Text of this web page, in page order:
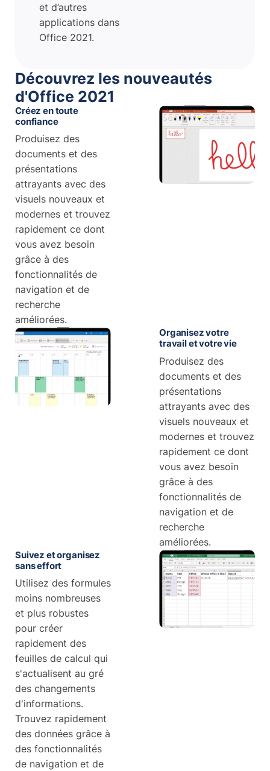
et d’autres
applications dans
Office 2021.
Découvrez les nouveautés
d'Office 2021
Créez en toute
confiance
Produisez des
documents et des
présentations
attrayants avec des
visuels nouveaux et
modernes et trouvez
rapidement ce dont
vous avez besoin
grâce à des
fonctionnalités de
navigation et de
recherche
améliorées.
Organisez votre
travail et votre vie
Produisez des
documents et des
présentations
attrayants avec des
visuels nouveaux et
modernes et trouvez
rapidement ce dont
vous avez besoin
grâce à des
fonctionnalités de
navigation et de
recherche
améliorées.
Suivez et organisez
sans effort
Utilisez des formules
moins nombreuses
et plus robustes
pour créer
rapidement des
feuilles de calcul qui
s'actualisent au gré
des changements
d'informations.
Trouvez rapidement
des données grâce à
des fonctionnalités
de navigation et de